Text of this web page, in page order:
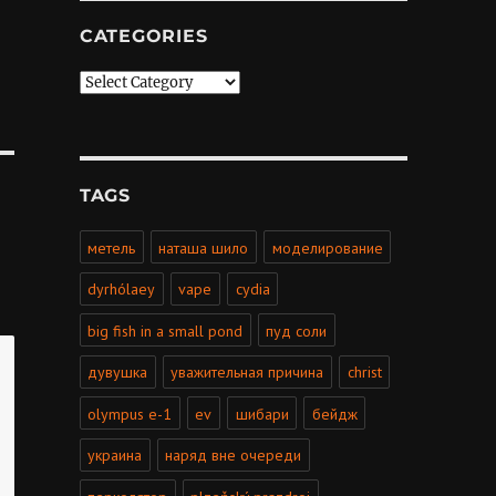
CATEGORIES
Categories
TAGS
метель наташа шило моделирование
dyrhólaey vape cydia
big fish in a small pond пуд соли
дувушка уважительная причина christ
olympus e-1 ev шибари бейдж
украина наряд вне очереди